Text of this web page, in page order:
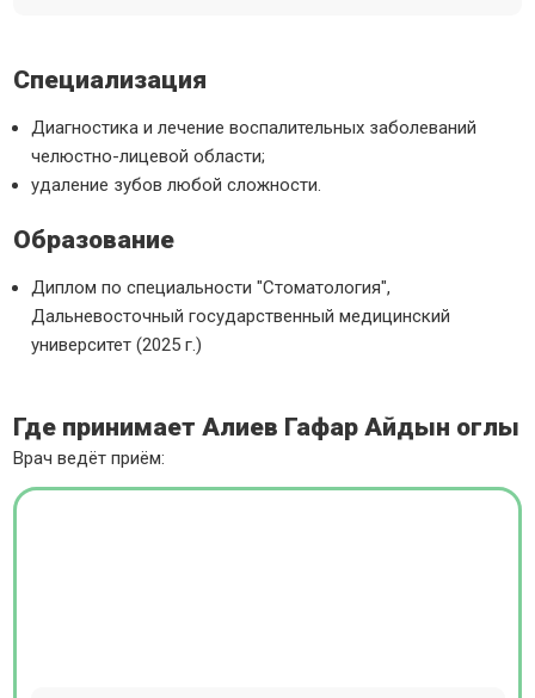
Специализация
Диагностика и лечение воспалительных заболеваний
челюстно-лицевой области;
удаление зубов любой сложности.
Образование
Диплом по специальности "Стоматология",
Дальневосточный государственный медицинский
университет (2025 г.)
Где принимает Алиев Гафар Айдын оглы
Врач ведёт приём: